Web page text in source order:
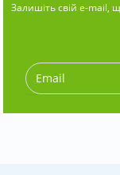
Залишіть свій e-mail,